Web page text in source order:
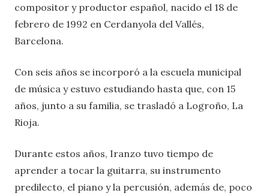
compositor y productor español, nacido el 18 de
febrero de 1992 en Cerdanyola del Vallés,
Barcelona.
Con seis años se incorporó a la escuela municipal
de música y estuvo estudiando hasta que, con 15
años, junto a su familia, se trasladó a Logroño, La
Rioja.
Durante estos años, Iranzo tuvo tiempo de
aprender a tocar la guitarra, su instrumento
predilecto, el piano y la percusión, además de, poco